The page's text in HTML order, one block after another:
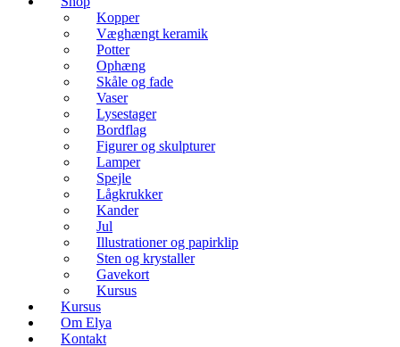
Kopper
Væghængt keramik
Potter
Ophæng
Skåle og fade
Vaser
Lysestager
Bordflag
Figurer og skulpturer
Lamper
Spejle
Lågkrukker
Kander
Jul
Illustrationer og papirklip
Sten og krystaller
Gavekort
Kursus
Kursus
Om Elya
Kontakt